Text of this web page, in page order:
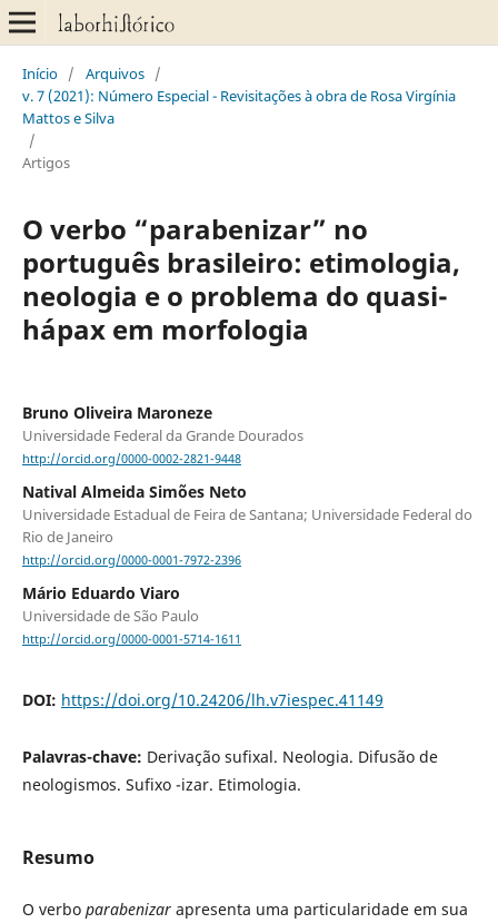
Início / Arquivos /
v. 7 (2021): Número Especial - Revisitações à obra de Rosa Virgínia
Mattos e Silva
/
Artigos
O verbo “parabenizar” no
português brasileiro: etimologia,
neologia e o problema do quasi-
hápax em morfologia
Bruno Oliveira Maroneze
Universidade Federal da Grande Dourados
http://orcid.org/0000-0002-2821-9448
Natival Almeida Simões Neto
Universidade Estadual de Feira de Santana; Universidade Federal do
Rio de Janeiro
http://orcid.org/0000-0001-7972-2396
Mário Eduardo Viaro
Universidade de São Paulo
http://orcid.org/0000-0001-5714-1611
DOI: https://doi.org/10.24206/lh.v7iespec.41149
Palavras-chave: Derivação sufixal. Neologia. Difusão de
neologismos. Sufixo -izar. Etimologia.
Resumo
O verbo parabenizarapresenta uma particularidade em sua